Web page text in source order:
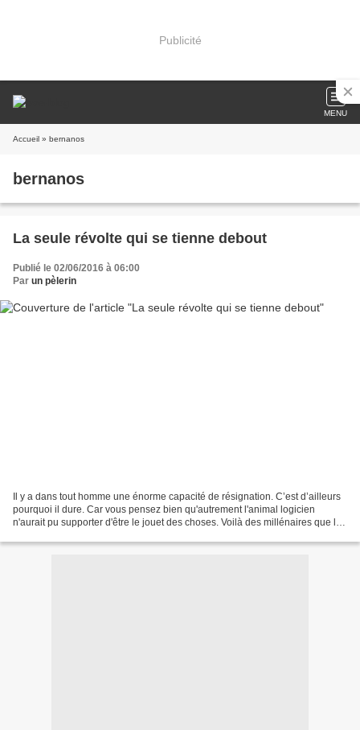
Publicité
MENU
Accueil » bernanos
bernanos
La seule révolte qui se tienne debout
Publié le 02/06/2016 à 06:00
Par un pèlerin
Il y a dans tout homme une énorme capacité de résignation. C’est d’ailleurs
pourquoi il dure. Car vous pensez bien qu'autrement l'animal logicien
n'aurait pu supporter d'être le jouet des choses. Voilà des millénaires que le